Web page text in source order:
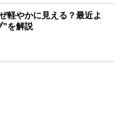
軽やかに見える？最近よ
”を解説